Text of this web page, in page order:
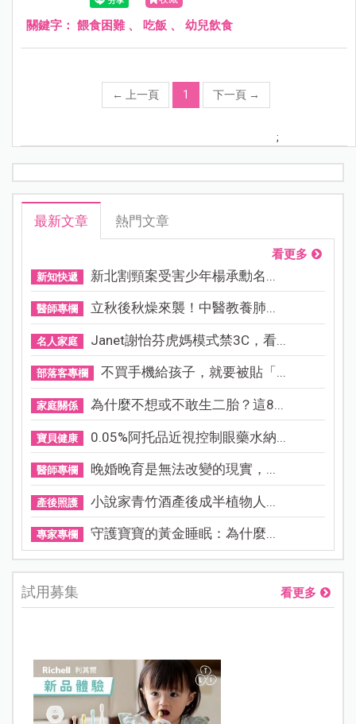
關鍵字： 餵食困難、 吃飯 、 幼兒飲食
← 上一頁 1 下一頁 →
;
最新文章 熱門文章
看更多
新知快遞 新北割頸案受害少年楊承勳名...
醫師專欄 立秋後秋燥來襲！中醫教養肺...
名人家庭 Janet謝怡芬虎媽模式禁3C，看...
部落客專欄 不買手機給孩子，就要被貼「...
家庭關係 為什麼不想或不敢生二胎？這8...
寶貝健康 0.05%阿托品近視控制眼藥水納...
醫師專欄 晚婚晚育是無法改變的現實，...
產後照護 小說家青竹酒產後成半植物人...
專家專欄 守護寶寶的黃金睡眠：為什麼...
試用募集 看更多